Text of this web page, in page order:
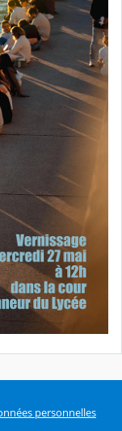
personnelles